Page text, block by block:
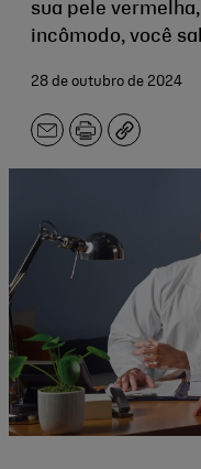
sua pele
incômodo, você
28 de outubro de 2024
E-
Imprimir
Copiar